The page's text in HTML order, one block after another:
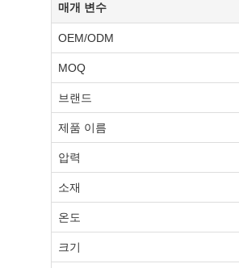
매개 변수
OEM/ODM
MOQ
브랜드
제품 이름
압력
소재
온도
크기